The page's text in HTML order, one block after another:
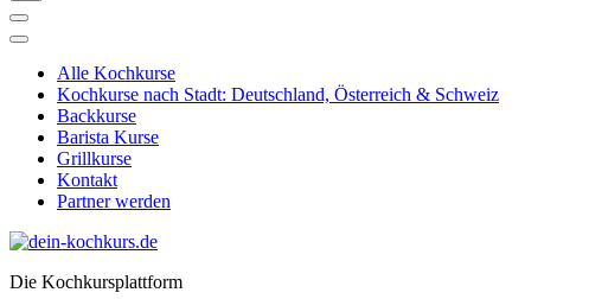
Alle Kochkurse
Kochkurse nach Stadt: Deutschland, Österreich & Schweiz
Backkurse
Barista Kurse
Grillkurse
Kontakt
Partner werden
Die Kochkursplattform